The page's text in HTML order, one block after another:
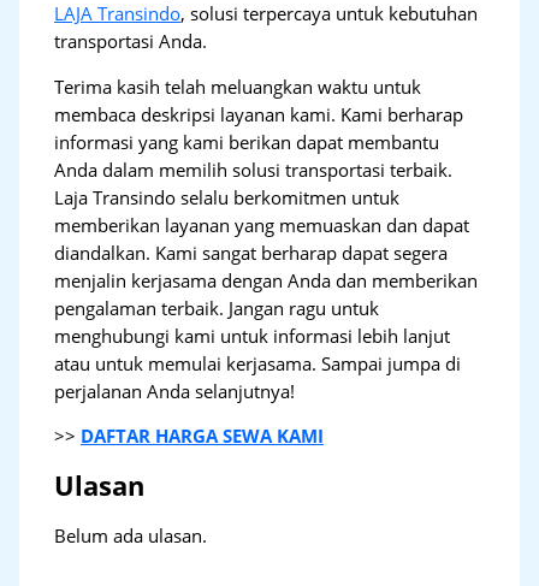
LAJA Transindo, solusi terpercaya untuk kebutuhan
transportasi Anda.
Terima kasih telah meluangkan waktu untuk
membaca deskripsi layanan kami. Kami berharap
informasi yang kami berikan dapat membantu
Anda dalam memilih solusi transportasi terbaik.
Laja Transindo selalu berkomitmen untuk
memberikan layanan yang memuaskan dan dapat
diandalkan. Kami sangat berharap dapat segera
menjalin kerjasama dengan Anda dan memberikan
pengalaman terbaik. Jangan ragu untuk
menghubungi kami untuk informasi lebih lanjut
atau untuk memulai kerjasama. Sampai jumpa di
perjalanan Anda selanjutnya!
>> DAFTAR HARGA SEWA KAMI
Ulasan
Belum ada ulasan.